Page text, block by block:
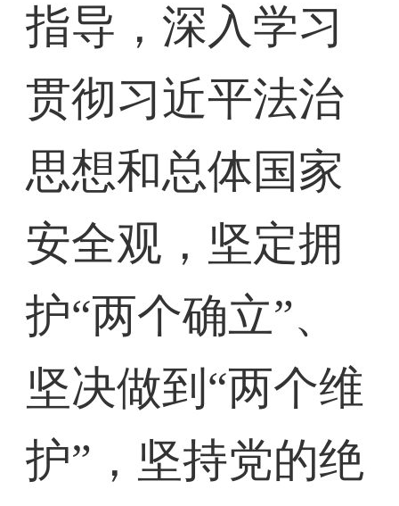
指导，深入学习
贯彻习近平法治
思想和总体国家
安全观，坚定拥
护“两个确立”、
坚决做到“两个维
护”，坚持党的绝